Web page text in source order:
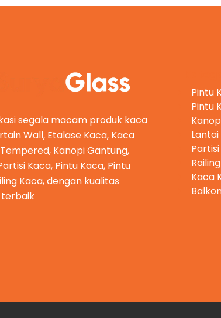
segala macam produk kaca
Wall, Etalase Kaca, Kaca
Kanopi Gantung,
Kaca, Pintu Kaca, Pintu
Kaca, dengan kualitas
Pintu
Pintu
Kaca